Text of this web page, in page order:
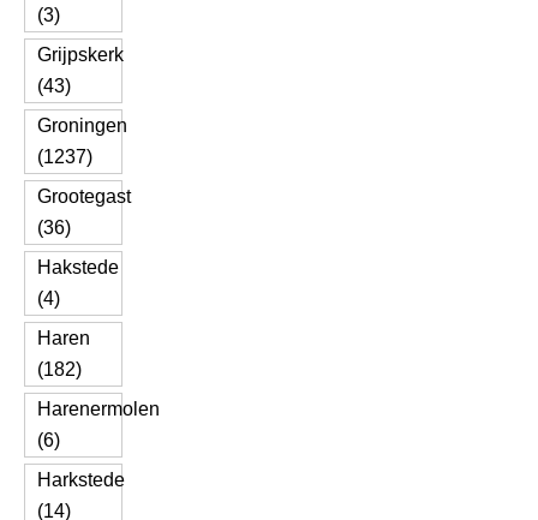
(3)
Grijpskerk
(43)
Groningen
(1237)
Grootegast
(36)
Hakstede
(4)
Haren
(182)
Harenermolen
(6)
Harkstede
(14)